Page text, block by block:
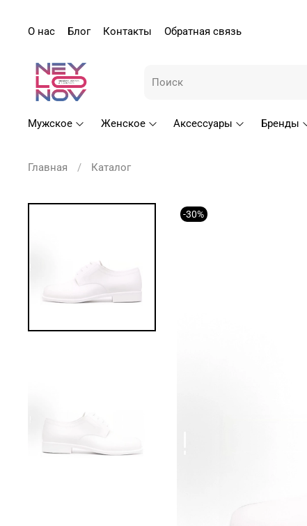
О нас Блог Контакты Обратная связь
Мужское Женское Аксессуары Бренды
Главная Каталог
-30%